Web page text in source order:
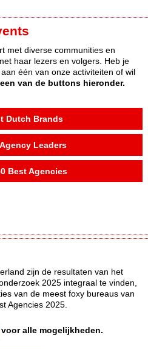
met diverse communities en
haar lezers en volgers. Heb je
één van onze activiteiten of wil
van de buttons hieronder.
Dutch Brands
Leaders
Best Agencies
zijn de resultaten van het
2025 integraal te vinden,
van de meest foxy bureaus van
Agencies 2025.
voor alle mogelijkheden.